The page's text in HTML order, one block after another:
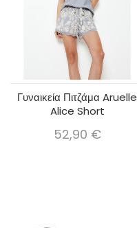
Γυναικεία Πιτζάμα Aruelle
Alice Short
52,90 €